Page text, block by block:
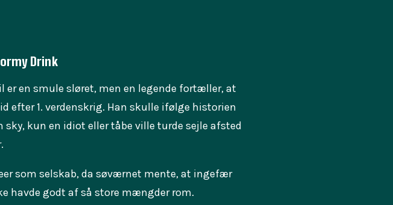
Drink
er en smule sløret, men en legende fortæller, at
efter 1. verdenskrig. Han skulle ifølge historien
kun en idiot eller tåbe ville turde sejle afsted
som selskab, da søværnet mente, at ingefær
havde godt af så store mængder rom.